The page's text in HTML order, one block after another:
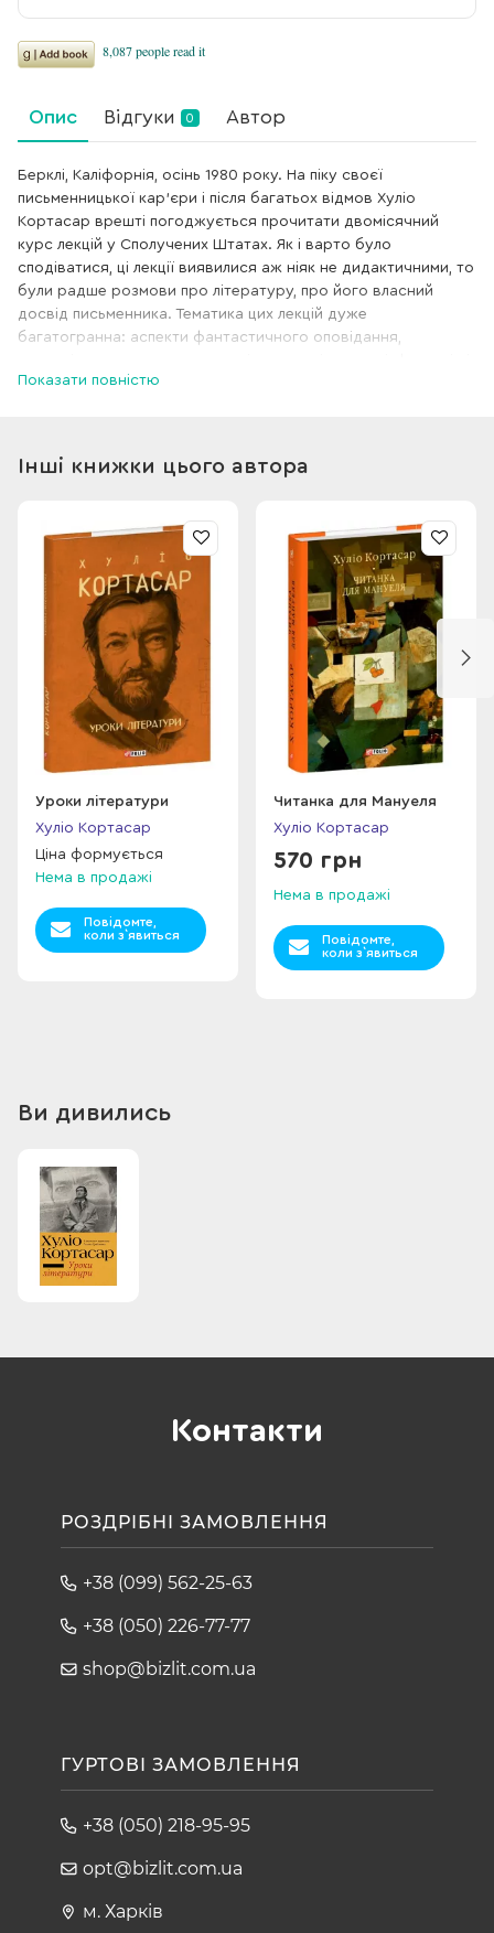
Опис Відгуки 0 Автор
Берклі, Каліфорнія, осінь 1980 року. На піку своєї
письменницької кар’єри і після багатьох відмов Хуліо
Кортасар врешті погоджується прочитати двомісячний
курс лекцій у Сполучених Штатах. Як і варто було
сподіватися, ці лекції виявилися аж ніяк не дидактичними, то
були радше розмови про літературу, про його власний
досвід письменника. Тематика цих лекцій дуже
багатогранна: аспекти фантастичного оповідання,
реалізм, соціальна література і мовні пастки.
творчість: як з’явилися хронопи й такі неперевершені
чому суть роману «Гра в класи» та як він писався тощо. Той,
хто прочитає скрупульозну і точну розшифровку
тринадцяти годин магнітофонних записів, побачить, що
Кортасар неписаний недалеко втік від Кортасара писаного:
така сама майстерність, фантазія, начитаність та
інтелектуальна чесніть.
Показати повністю
Інші книжки цього автора
Уроки літератури
Хуліо Кортасар
Ціна формується
Нема в продажі
Повідомте,
коли з`явиться
Читанка для Мануеля
Хуліо Кортасар
570 грн
Нема в продажі
Повідомте,
коли з`явиться
Ви дивились
Контакти
РОЗДРІБНІ ЗАМОВЛЕННЯ
+38 (099) 562-25-63
+38 (050) 226-77-77
shop@bizlit.com.ua
ГУРТОВІ ЗАМОВЛЕННЯ
+38 (050) 218-95-95
opt@bizlit.com.ua
м. Харків